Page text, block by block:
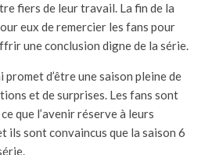
fiers de leur travail. La fin de la
eux de remercier les fans pour
une conclusion digne de la série.
promet d’être une saison pleine de
et de surprises. Les fans sont
que l’avenir réserve à leurs
ils sont convaincus que la saison 6